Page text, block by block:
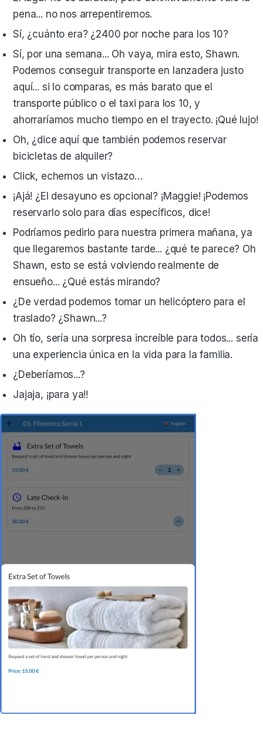
pena... no nos arrepentiremos.
Sí, ¿cuánto era? ¿2400 por noche para los 10?
Sí, por una semana... Oh vaya, mira esto, Shawn.
Podemos conseguir transporte en lanzadera justo
aquí... si lo comparas, es más barato que el
transporte público o el taxi para los 10, y
ahorraríamos mucho tiempo en el trayecto. ¡Qué lujo!
Oh, ¿dice aquí que también podemos reservar
bicicletas de alquiler?
Click, echemos un vistazo…
¡Ajá! ¿El desayuno es opcional? ¡Maggie! ¡Podemos
reservarlo solo para días específicos, dice!
Podríamos pedirlo para nuestra primera mañana, ya
que llegaremos bastante tarde... ¿qué te parece? Oh
Shawn, esto se está volviendo realmente de
ensueño... ¿Qué estás mirando?
¿De verdad podemos tomar un helicóptero para el
traslado? ¿Shawn...?
Oh tío, sería una sorpresa increíble para todos... sería
una experiencia única en la vida para la familia.
¿Deberíamos...?
Jajaja, ¡para ya!!